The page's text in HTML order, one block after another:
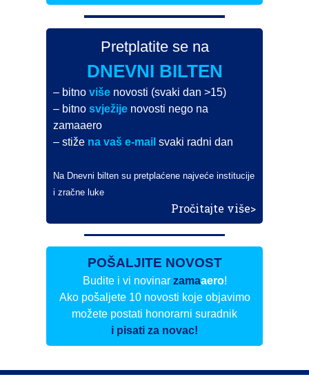
Pretplatite se na
DNEVNI BILTEN
– bitnoviše novosti (svaki dan >15)
– bitnosvježije novosti nego na
zamaaero
– stiže na vaš e-mail svaki radni dan
Na Dnevni bilten su pretplaćene najveće institucije
i zračne luke
Pročitajte više>
POŠALJITE NOVOST
Budite i vi novinar zamaaero!
Ako pošaljete 10 novosti koje objavimo
možete postati honorarni suradnik
i pisati za novac!